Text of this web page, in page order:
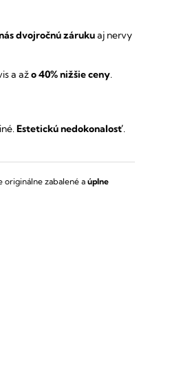
dvojročnú zárukuaj nervy
a ažo 40% nižšie ceny.
Estetickú nedokonalosť.
originálne zabalené aúplne